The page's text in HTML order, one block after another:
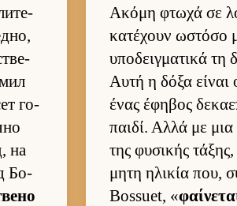
го­
на
Бо­
Ακόμη φτωχά σε
κατέχουν ωστόσο
υποδειγ­ματικά τη
Αυτή η δόξα
ένας έφηβος
παι­δί. Αλλά με
της φυσικής
μητη ηλικία που,
Bossuet, «